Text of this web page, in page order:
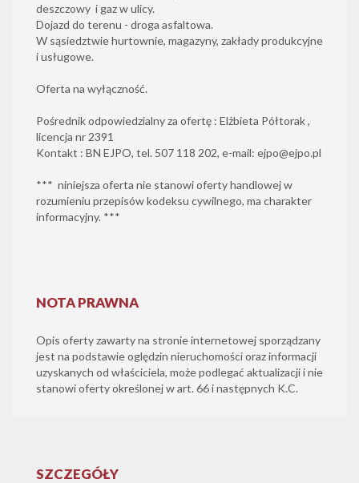
deszczowy i gaz w ulicy.
Dojazd do terenu - droga asfaltowa.
W sąsiedztwie hurtownie, magazyny, zakłady produkcyjne
i usługowe.
Oferta na wyłączność.
Pośrednik odpowiedzialny za ofertę : Elżbieta Półtorak ,
licencja nr 2391
Kontakt : BN EJPO, tel. 507 118 202, e-mail: ejpo@ejpo.pl
*** niniejsza oferta nie stanowi oferty handlowej w
rozumieniu przepisów kodeksu cywilnego, ma charakter
informacyjny. ***
NOTA PRAWNA
Opis oferty zawarty na stronie internetowej sporządzany
jest na podstawie oględzin nieruchomości oraz informacji
uzyskanych od właściciela, może podlegać aktualizacji i nie
stanowi oferty określonej w art. 66 i następnych K.C.
SZCZEGÓŁY